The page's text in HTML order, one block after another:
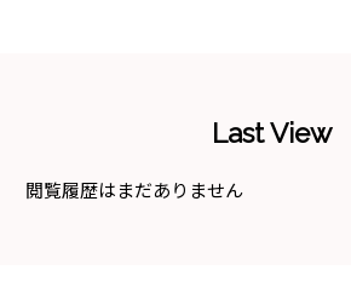
Last View
閲覧履歴はまだありません